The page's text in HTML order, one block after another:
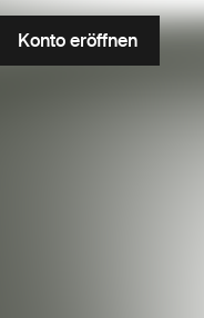
Konto eröffnen